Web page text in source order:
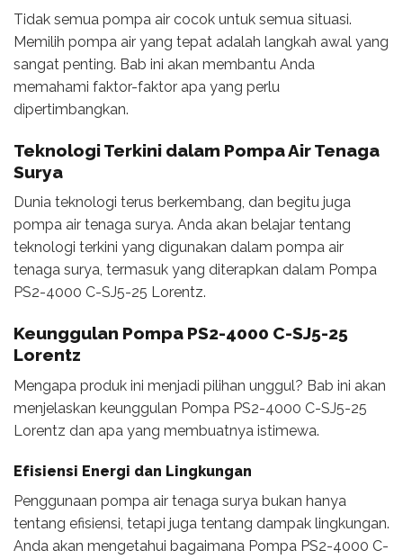
Tidak semua pompa air cocok untuk semua situasi.
Memilih pompa air yang tepat adalah langkah awal yang
sangat penting. Bab ini akan membantu Anda
memahami faktor-faktor apa yang perlu
dipertimbangkan.
Teknologi Terkini dalam Pompa Air Tenaga
Surya
Dunia teknologi terus berkembang, dan begitu juga
pompa air tenaga surya. Anda akan belajar tentang
teknologi terkini yang digunakan dalam pompa air
tenaga surya, termasuk yang diterapkan dalam Pompa
PS2-4000 C-SJ5-25 Lorentz.
Keunggulan Pompa PS2-4000 C-SJ5-25
Lorentz
Mengapa produk ini menjadi pilihan unggul? Bab ini akan
menjelaskan keunggulan Pompa PS2-4000 C-SJ5-25
Lorentz dan apa yang membuatnya istimewa.
Efisiensi Energi dan Lingkungan
Penggunaan pompa air tenaga surya bukan hanya
tentang efisiensi, tetapi juga tentang dampak lingkungan.
Anda akan mengetahui bagaimana Pompa PS2-4000 C-